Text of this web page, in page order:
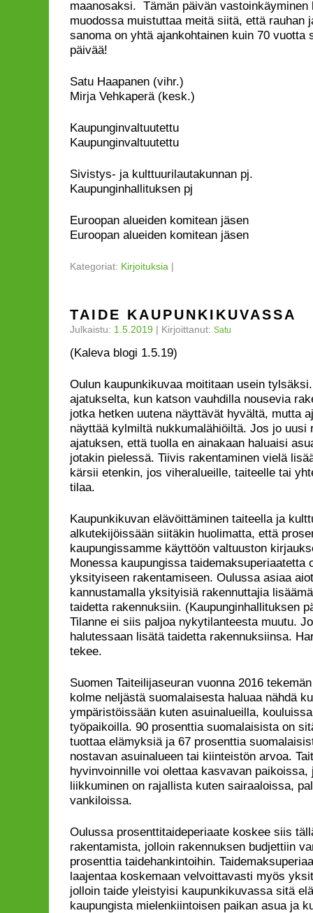
maanosaksi. Tämän päivän vastoinkäyminen
muodossa muistuttaa meitä siitä, että rauhan
sanoma on yhtä ajankohtainen kuin 70 vuotta
päivää!
Satu
Mirja Vehkaperä (kesk.)
Kaupunginvaltuutettu
Sivistys- ja
Kaupunginhallituksen pj
Euroopan alueiden
Euroopan alueiden komitean jäsen
Kategoriat: Kirjoituksia |
TAIDE KAUPUNKIKUVASSA
Julkaistu: 1.5.2019 | Kirjoittanut: Satu
(Kaleva blogi 1.5.19)
Oulun kaupunkikuvaa moititaan usein
ajatukselta, kun katson vauhdilla nousevia
jotka hetken uutena näyttävät hyvältä, mutta
näyttää kylmiltä nukkumalähiöiltä. Jos jo uusi
ajatuksen, että tuolla en ainakaan haluaisi
jotakin pielessä. Tiivis rakentaminen vielä
kärsii etenkin, jos viheralueille, taiteelle tai
tilaa.
Kaupunkikuvan elävöittäminen taiteella ja
alkutekijöissään siitäkin huolimatta, että
kaupungissamme käyttöön valtuuston
Monessa kaupungissa taidemaksuperiaatetta
yksityiseen rakentamiseen. Oulussa asiaa
kannustamalla yksityisiä rakennuttajia
taidetta rakennuksiin. (Kaupunginhallituksen
Tilanne ei siis paljoa nykytilanteesta muutu.
halutessaan lisätä taidetta rakennuksiinsa.
tekee.
Suomen Taiteilijaseuran vuonna 2016
kolme neljästä suomalaisesta haluaa nähdä
ympäristöissään kuten asuinalueilla,
työpaikoilla. 90 prosenttia suomalaisista on
tuottaa elämyksiä ja 67 prosenttia
nostavan asuinalueen tai kiinteistön arvoa.
hyvinvoinnille voi olettaa kasvavan paikoissa,
liikkuminen on rajallista kuten sairaaloissa,
vankiloissa.
Oulussa prosenttitaideperiaate koskee siis
rakentamista, jolloin rakennuksen budjettiin
prosenttia taidehankintoihin.
laajentaa koskemaan velvoittavasti myös
jolloin taide yleistyisi kaupunkikuvassa sitä
kaupungista mielenkiintoisen paikan asua ja